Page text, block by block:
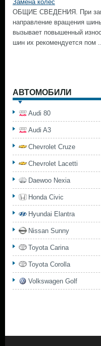
Замена колес
ОБЩИЕ СВЕДЕНИЯ. При
направление вращения
вызывает повышенный
шин их рекомендуется пом
АВТОМОБИЛИ
Audi 80
Audi A3
Chevrolet Cruze
Chevrolet Lacetti
Daewoo Nexia
Honda Civic
Hyundai Elantra
Nissan Sunny
Toyota Carina
Toyota Corolla
Volkswagen Golf